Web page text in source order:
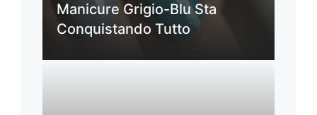
Manicure Grigio-Blu Sta
Conquistando Tutto